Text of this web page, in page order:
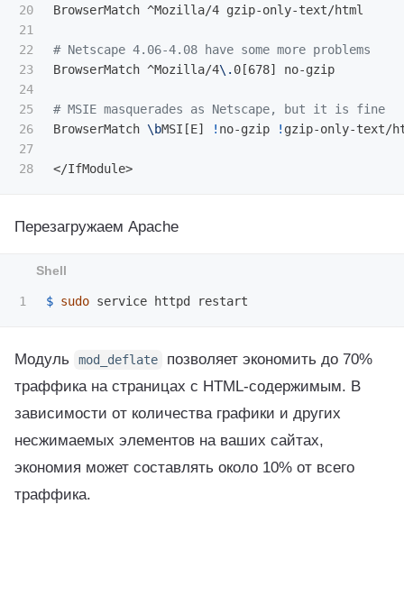
20
21
22
23
24
25
26
27
BrowserMatch ^Mozilla/4 gzip-only-text/html
# Netscape 4.06-4.08 have some more problems
BrowserMatch ^Mozilla/4\. 0[678] no-gzip
# MSIE masquerades as Netscape, but it is fine
BrowserMatch \bMSI[E] ! no-gzip ! gzip-only-text/
Перезагружаем Apache
$ sudo
Модуль mod_deflate
позволяет экономить до 70%
траффика на страницах с HTML-содержимым. В
зависимости от количества графики и других
несжимаемых элементов на ваших сайтах,
экономия может составлять около 10% от всего
траффика.